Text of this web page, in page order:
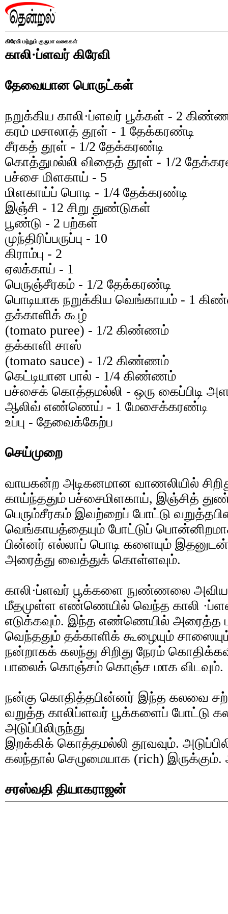
கிரேவி மற்றும் குருமா வகைகள்
காலி·ப்ளவர் கிரேவி
தேவையான பொருட்கள்
நறுக்கிய காலி·ப்ளவர் பூக்கள் - 2
கரம் மசாலாத் தூள் - 1 தேக்கரண்டி
சீரகத் தூள் - 1/2 தேக்கரண்டி
கொத்துமல்லி விதைத் தூள் - 1/2
பச்சை மிளகாய் - 5
மிளகாய்ப் பொடி - 1/4 தேக்கரண்டி
இஞ்சி - 12 சிறு துண்டுகள்
பூண்டு - 2 பற்கள்
முந்திரிப்பருப்பு - 10
கிராம்பு - 2
ஏலக்காய் - 1
பெருஞ்சீரகம் - 1/2 தேக்கரண்டி
பொடியாக நறுக்கிய வெங்காயம் - 1
தக்காளிக் கூழ்
(tomato puree) - 1/2 கிண்ணம்
தக்காளி சாஸ்
(tomato sauce) - 1/2 கிண்ணம்
கெட்டியான பால் - 1/4 கிண்ணம்
பச்சைக் கொத்தமல்லி - ஒரு கைப்பிடி
ஆலிவ் எண்ணெய் - 1 மேசைக்கரண்டி
உப்பு - தேவைக்கேற்ப
செய்முறை
வாயகன்ற அடிகனமான வாணலியில்
காய்ந்ததும் பச்சைமிளகாய், இஞ்சித்
பெரும்சீரகம் இவற்றைப் போட்டு
வெங்காயத்தையும் போட்டுப்
பின்னர் எல்லாப் பொடி களையும் இதனுடன்
அரைத்து வைத்துக் கொள்ளவும்.
காலி·ப்ளவர் பூக்களை நுண்ணலை
மீதமுள்ள எண்ணெயில் வெந்த காலி
எடுக்கவும். இந்த எண்ணெயில் அரைத்த
வெந்ததும் தக்காளிக் கூழையும்
நன்றாகக் கலந்து சிறிது நேரம்
பாலைக் கொஞ்சம் கொஞ்ச மாக விடவும்.
நன்கு கொதித்தபின்னர் இந்த கலவை
வறுத்த காலிப்ளவர் பூக்களைப் போட்டு
அடுப்பிலிருந்து
இறக்கிக் கொத்தமல்லி தூவவும்.
கலந்தால் செழுமையாக (rich)
சரஸ்வதி தியாகராஜன்